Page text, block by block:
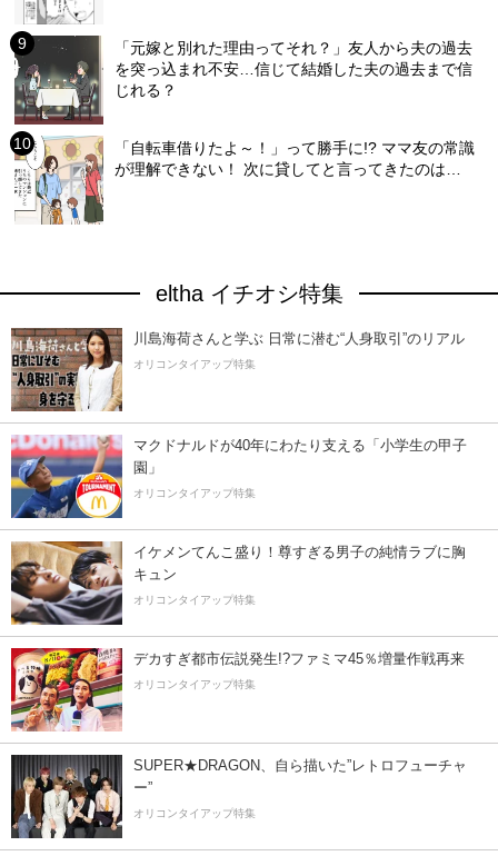
「元嫁と別れた理由ってそれ？」友人から夫の過去
を突っ込まれ不安…信じて結婚した夫の過去まで信
じれる？
「自転車借りたよ～！」って勝手に!? ママ友の常識
が理解できない！ 次に貸してと言ってきたのは…
eltha イチオシ特集
川島海荷さんと学ぶ 日常に潜む“人身取引”のリアル
オリコンタイアップ特集
マクドナルドが40年にわたり支える「小学生の甲子
園」
オリコンタイアップ特集
イケメンてんこ盛り！尊すぎる男子の純情ラブに胸
キュン
オリコンタイアップ特集
デカすぎ都市伝説発生!?ファミマ45％増量作戦再来
オリコンタイアップ特集
SUPER★DRAGON、自ら描いた”レトロフューチャ
ー”
オリコンタイアップ特集